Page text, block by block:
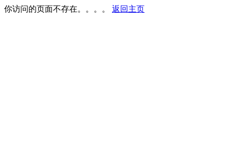
你访问的页面不存在。。。。 返回主页